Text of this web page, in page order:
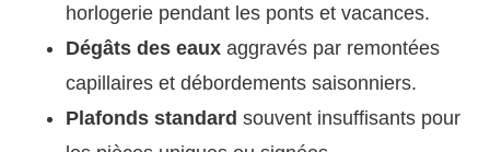
horlogerie pendant les ponts et vacances.
Dégâts des eaux aggravés par remontées
capillaires et débordements saisonniers.
Plafonds standard souvent insuffisants pour